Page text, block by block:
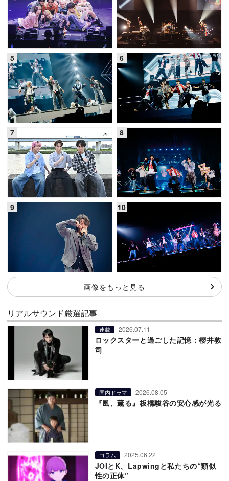
画像をもっと見る
リアルサウンド厳選記事
連載 2026.07.11
ロックスターと過ごした記憶：櫻井敦
司
国内ドラマ 2026.08.05
『風、薫る』板橋駿谷の安心感が光る
コラム 2025.06.22
JOIとK、Lapwingと私たちの“類似
性の正体”